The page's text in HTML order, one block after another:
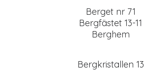
Berget nr 71
Bergfästet 13-11
Berghem
Bergkristallen 13